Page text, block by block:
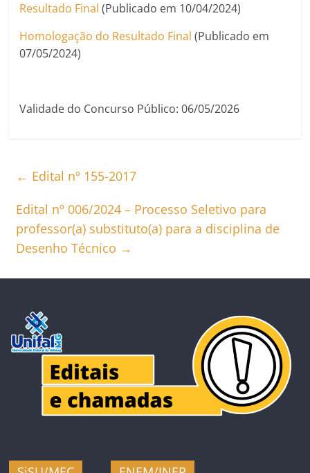
Resultado Final (Publicado em 10/04/2024)
Homologação do Resultado Final (Publicado em
07/05/2024)
Validade do Concurso Público: 06/05/2026
← Edital nº 155-2017
Edital nº 006/2024 – Processo Seletivo para
professor(a) substituto(a) para a disciplina de
Desenho Técnico →